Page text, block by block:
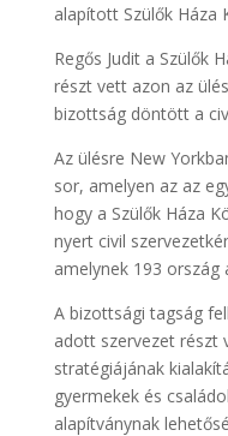
alapított Szülők Háza
Regős Judit a Szülők
részt vett azon az
bizottság döntött a
Az ülésre New
sor, amelyen az az
hogy a Szülők Háza
nyert civil
amelynek 193 ország
A bizottsági tagság
adott szervezet részt
stratégiájának
gyermekek és
alapítványnak